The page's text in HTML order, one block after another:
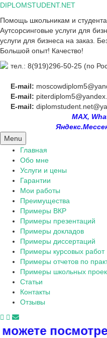
Skip
content
DIPLOMSTUDENT.NET
Помощь школьникам и
Аутсорсинговые услуги для
услуги для бизнеса на заказ.
Большой опыт! Качество!
тел.: 8(919)296-50-25 (по
E-mail:
E-mail:
E-mail:
MAX,
Menu
Главная
Обо мне
Услуги и цены
Гарантии
Мои работы
Преимущества
Примеры ВКР
Примеры презентаций
Примеры докладов
Примеры диссертаций
Примеры курсовых работ
Примеры отчетов по
Примеры школьных
Статьи
Контакты
Отзывы